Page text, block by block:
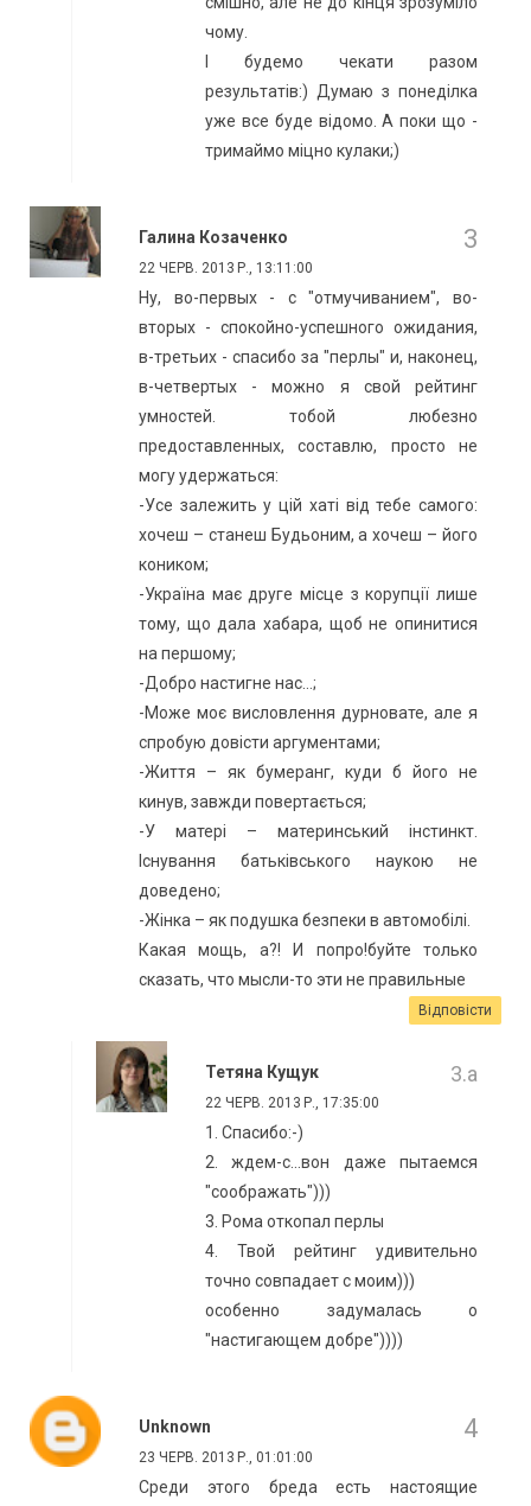
чому.
І будемо чекати разом
результатів:) Думаю з понеділка
уже все буде відомо. А поки що -
тримаймо міцно кулаки;)
Галина Козаченко
22 ЧЕРВ. 2013 Р., 13:11:00
Ну, во-первых - с "отмучиванием", во-
вторых - спокойно-успешного ожидания,
в-третьих - спасибо за "перлы" и, наконец,
в-четвертых - можно я свой рейтинг
умностей. тобой любезно
предоставленных, составлю, просто не
могу удержаться:
-Усе залежить у цій хаті від тебе самого:
хочеш – станеш Будьоним, а хочеш – його
коником;
-Україна має друге місце з корупції лише
тому, що дала хабара, щоб не опинитися
на першому;
-Добро настигне нас…;
-Може моє висловлення дурновате, але я
спробую довісти аргументами;
-Життя – як бумеранг, куди б його не
кинув, завжди повертається;
-У матері – материнський інстинкт.
Існування батьківського наукою не
доведено;
-Жінка – як подушка безпеки в автомобілі.
Какая мощь, а?! И попро!буйте только
сказать, что мысли-то эти не правильные
Відповісти
Тетяна Кущук
22 ЧЕРВ. 2013 Р., 17:35:00
1. Спасибо:-)
2. ждем-с...вон даже пытаемся
"соображать")))
3. Рома откопал перлы
4. Твой рейтинг удивительно
точно совпадает с моим)))
особенно задумалась о
"настигающем добре"))))
Unknown
23 ЧЕРВ. 2013 Р., 01:01:00
Среди этого бреда есть настоящие